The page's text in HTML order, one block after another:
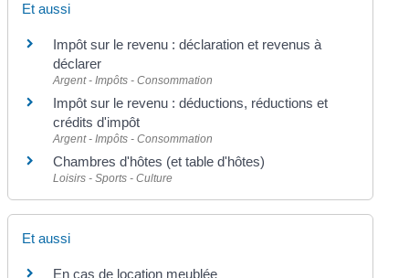
Et aussi
Impôt sur le revenu : déclaration et revenus à
déclarer
Argent - Impôts - Consommation
Impôt sur le revenu : déductions, réductions et
crédits d'impôt
Argent - Impôts - Consommation
Chambres d'hôtes (et table d'hôtes)
Loisirs - Sports - Culture
Et aussi
En cas de location meublée